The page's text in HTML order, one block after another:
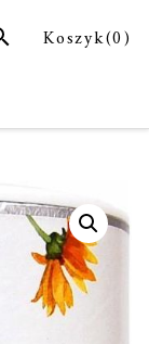
Koszyk(0)